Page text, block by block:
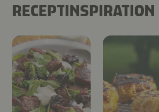
RECEPTINSPIRATION